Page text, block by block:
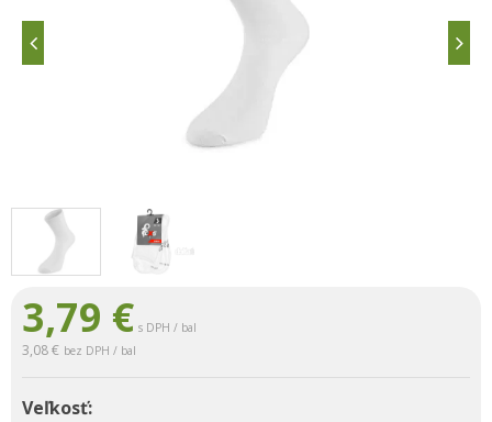
3,79 € s DPH / bal
3,08 € bez DPH / bal
Veľkosť: